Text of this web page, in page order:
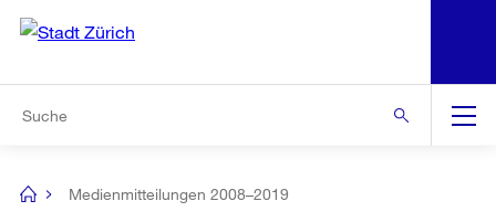
Navigation
[no
Medienmitteilungen 2008–2019